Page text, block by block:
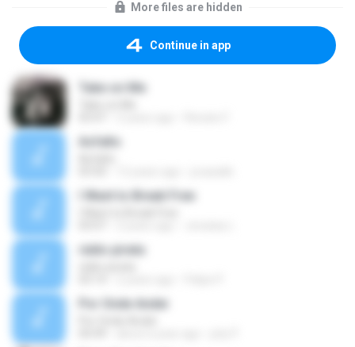
More files are hidden
Continue in app
Take on Me
Asfalto
I Want to Break Free
rádio pirata
Por Onde Andei